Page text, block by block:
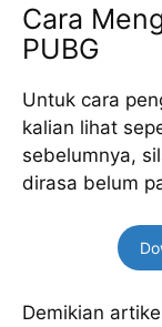
Cara
PUBG
Untuk cara
kalian lihat
sebelumnya,
dirasa belum
Demikian